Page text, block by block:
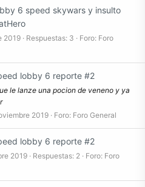
6 speed skywars y insulto
2019 Respuestas: 3 Foro: Foro
lobby 6 reporte #2
le lanze una pocion de veneno y ya
2019 Foro: Foro General
lobby 6 reporte #2
2019 Respuestas: 2 Foro: Foro